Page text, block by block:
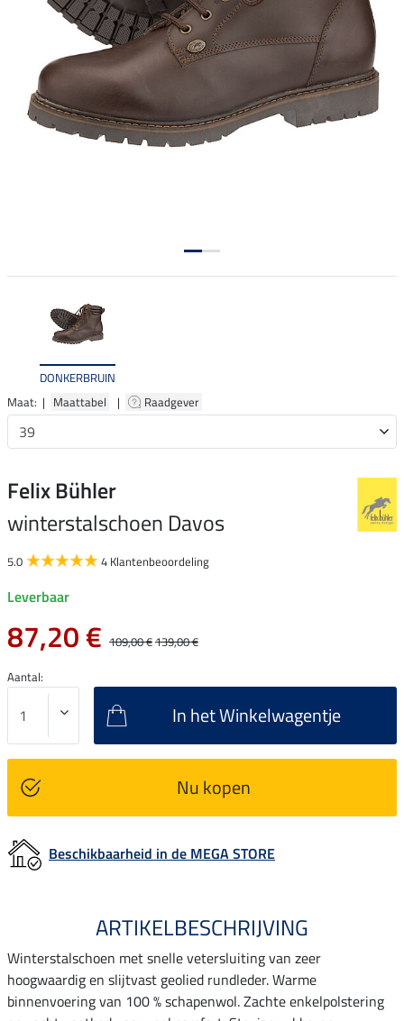
DONKERBRUIN
Maat: | Maattabel | Raadgever
Felix Bühler
winterstalschoen Davos
5.0 4 Klantenbeoordeling
Leverbaar
87,20 € 109,00 €139,00 €
Aantal:
In het Winkelwagentje
Nu kopen
Beschikbaarheid in de MEGA STORE
ARTIKELBESCHRIJVING
Winterstalschoen met snelle vetersluiting van zeer
hoogwaardig en slijtvast geolied rundleder. Warme
binnenvoering van 100 % schapenwol. Zachte enkelpolstering